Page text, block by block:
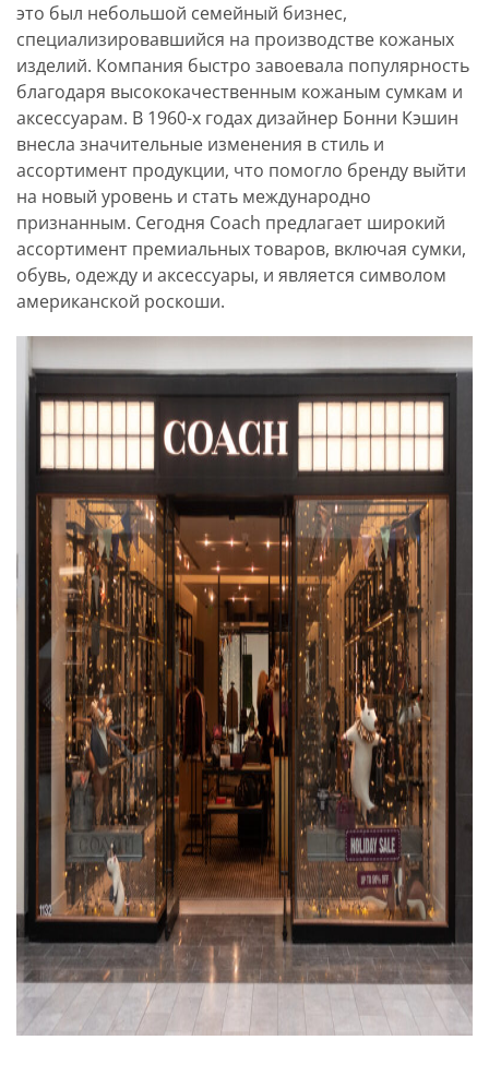
это был небольшой семейный бизнес,
специализировавшийся на производстве кожаных
изделий. Компания быстро завоевала популярность
благодаря высококачественным кожаным сумкам и
аксессуарам. В 1960-х годах дизайнер Бонни Кэшин
внесла значительные изменения в стиль и
ассортимент продукции, что помогло бренду выйти
на новый уровень и стать международно
признанным. Сегодня Coach предлагает широкий
ассортимент премиальных товаров, включая сумки,
обувь, одежду и аксессуары, и является символом
американской роскоши.